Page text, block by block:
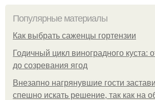
Популярные материалы
Как выбрать саженцы гортензии
Годичный цикл виноградного куста:
до созревания ягод
Внезапно нагрянувшие гости
спешно искать решение, так как на